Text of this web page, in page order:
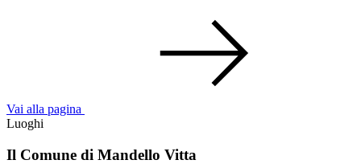
Vai alla pagina
Luoghi
Il Comune di Mandello Vitta